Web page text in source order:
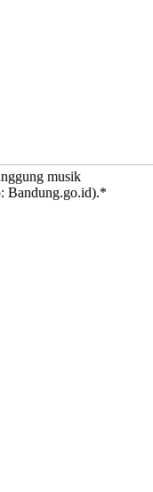
musik
Bandung.go.id).*